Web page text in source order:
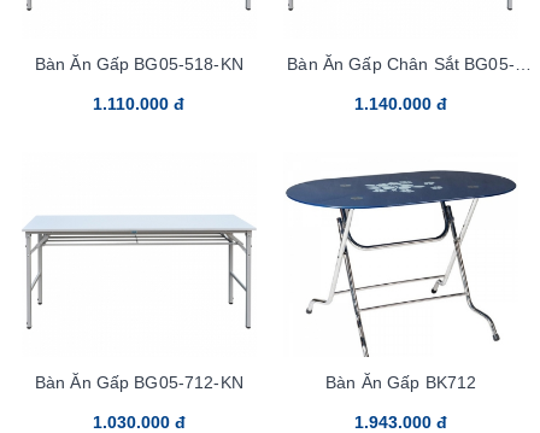
Bàn Ăn Gấp BG05-518-KN
1.110.000 đ
Bàn Ăn Gấp Chân Sắt BG05-
1.140.000 đ
Bàn Ăn Gấp BG05-712-KN
1.030.000 đ
Bàn Ăn Gấp BK712
1.943.000 đ